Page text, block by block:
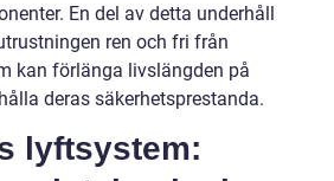
En del av detta underhåll
ren och fri från
kan förlänga livslängden på
deras säkerhetsprestanda.
lyftsystem: